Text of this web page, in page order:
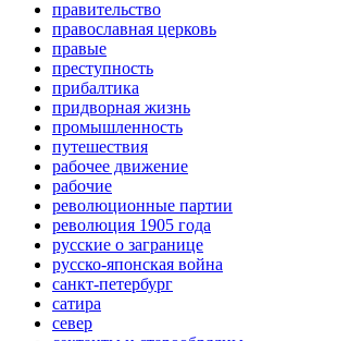
правительство
православная церковь
правые
преступность
прибалтика
придворная жизнь
промышленность
путешествия
рабочее движение
рабочие
революционные партии
революция 1905 года
русские о загранице
русско-японская война
санкт-петербург
сатира
север